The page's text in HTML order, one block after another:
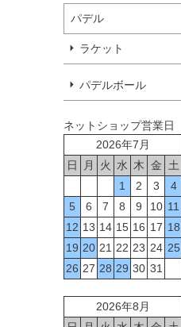
パデル
ラケット
パデルボール
ネットショップ営業日
2026年7月
日
月 火 水 木 金
土
1
2 3
4
5
6 7 8 9 10 11
12 13 14 15 16 17 18
19 20 21 22 23 24 25
26 27 28 29 30 31
2026年8月